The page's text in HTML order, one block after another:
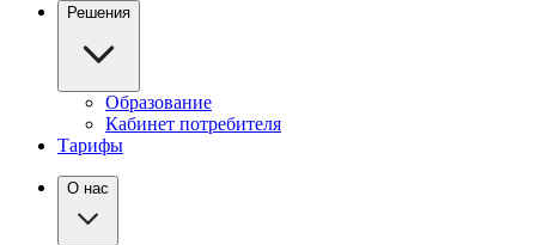
Решения
Образование
Кабинет потребителя
Тарифы
О нас